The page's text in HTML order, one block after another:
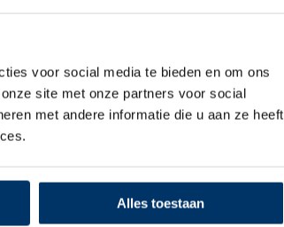
voor social media te bieden en om ons
site met onze partners voor social
met andere informatie die u aan ze heeft
Alles toestaan